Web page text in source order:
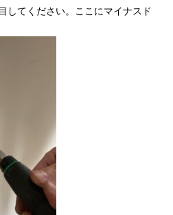
してください。ここにマイナスド